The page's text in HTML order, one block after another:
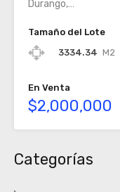
Durango,…
Tamaño del Lote
3334.34 M2
En Venta
$2,000,000
Categorías